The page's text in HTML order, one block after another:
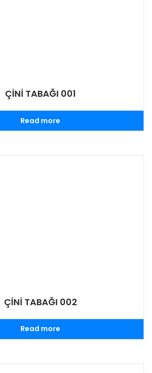
ÇİNİ TABAĞI 001
Read more
ÇİNİ TABAĞI 002
Read more